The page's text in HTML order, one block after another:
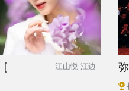
[ 江山悦 江边